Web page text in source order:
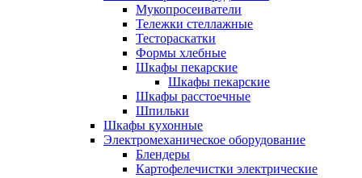
Мукопросеиватели
Тележки стеллажные
Тестораскатки
Формы хлебные
Шкафы пекарские
Шкафы пекарские
Шкафы расстоечные
Шпильки
Шкафы кухонные
Электромеханическое оборудование
Блендеры
Картофелечистки электрические